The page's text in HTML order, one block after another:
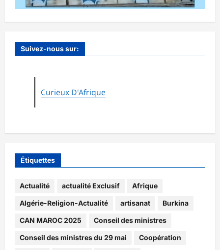
Suivez-nous sur:
Curieux D'Afrique
Étiquettes
Actualité actualité Exclusif Afrique
Algérie-Religion-Actualité artisanat Burkina
CAN MAROC 2025 Conseil des ministres
Conseil des ministres du 29 mai Coopération